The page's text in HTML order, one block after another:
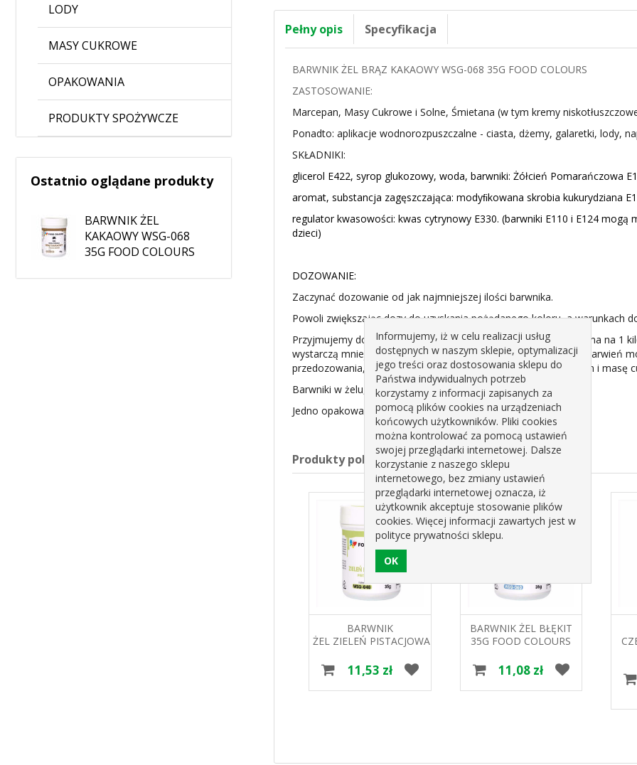
LODY
MASY CUKROWE
OPAKOWANIA
PRODUKTY SPOŻYWCZE
Ostatnio oglądane produkty
BARWNIK ŻEL
KAKAOWY WSG-068
35G FOOD COLOURS
Pełny opis Specyfikacja
BARWNIK ŻEL BRĄZ KAKAOWY WSG-068 35G FOOD COLOURS
ZASTOSOWANIE:
Marcepan, Masy Cukrowe i Solne, Śmietana (w tym kremy
Ponadto: aplikacje wodnorozpuszczalne - ciasta, dżemy, galaretki, lody,
SKŁADNIKI:
glicerol E422, syrop glukozowy, woda, barwniki: Żółcień Pomarańczowa
aromat, substancja zagęszczająca: modyﬁkowana skrobia kukurydziana
regulator kwasowości: kwas cytrynowy E330. (barwniki E110 i E124 mogą
dzieci)
DOZOWANIE:
Zaczynać dozowanie od jak najmniejszej ilości barwnika.
Powoli zwiększając dozy do uzyskania pożądanego koloru, a warunkach
Przyjmujemy dozowanie barwników w Żelu na poziomie 1-3 grama na 1
wystarczą mniejsze dozy (nawet od 0,1g/kg), dla silniejszych wybarwień
przedozowania, barwnik może migrować oraz upłynnić marcepan i masę
Barwniki w żelu, można z sobą mieszać.
Jedno opakowanie zawiera 35g barwnika.
Produkty pokrewne
BARWNIK
ŻEL ZIELEŃ PISTACJOWA WSG-
COLOURS
11,53 zł
BARWNIK ŻEL BŁĘKIT
35G FOOD COLOURS
11,08 zł
Informujemy, iż w celu realizacji usług
dostępnych w naszym sklepie, optymalizacji
jego treści oraz dostosowania sklepu do
Państwa indywidualnych potrzeb
korzystamy z informacji zapisanych za
pomocą plików cookies na urządzeniach
końcowych użytkowników. Pliki cookies
można kontrolować za pomocą ustawień
swojej przeglądarki internetowej. Dalsze
korzystanie z naszego sklepu
internetowego, bez zmiany ustawień
przeglądarki internetowej oznacza, iż
użytkownik akceptuje stosowanie plików
cookies. Więcej informacji zawartych jest w
polityce prywatności sklepu.